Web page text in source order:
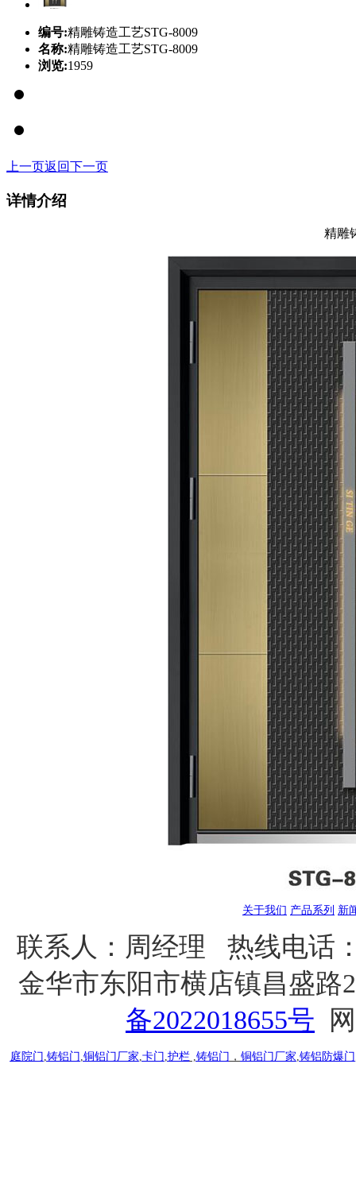
编号:精雕铸造工艺STG-8009
名称:精雕铸造工艺STG-8009
浏览:1959
上一页返回下一页
详情介绍
精雕
关于我们 产品系列 新
联系人： 周经理
热线电话
金华市东阳市横店镇昌盛
备2022018655号
庭院门 ,铸铝门 ,铜铝门厂家,卡门 ,护栏,铸铝门 ， 铜铝门厂家,铸铝防爆门